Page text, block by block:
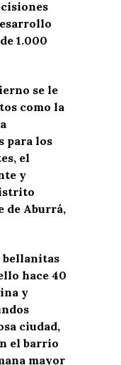
1.000
se le
como la
para los
el
y
de Aburrá,
bellanitas
hace 40
y
ciudad,
el barrio
mayor